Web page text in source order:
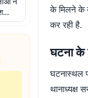
के मिलने के
कर रही है.
घटना के
घटनास्थल
थानाध्यक्ष